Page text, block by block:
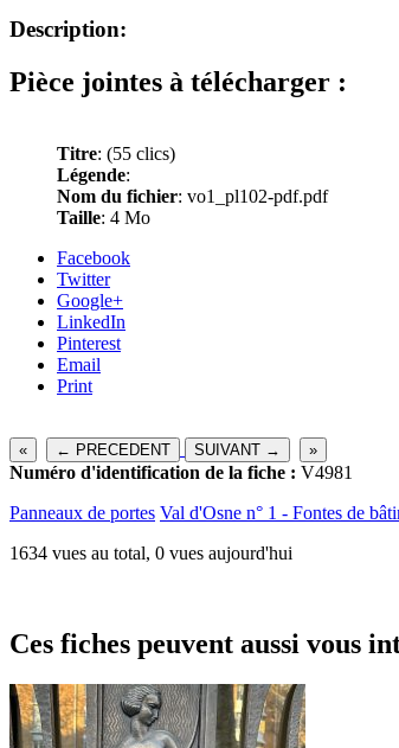
Description:
Pièce jointes à télécharger :
Titre: (55 clics)
Légende:
Nom du fichier: vo1_pl102-pdf.pdf
Taille: 4 Mo
Facebook
Twitter
Google+
LinkedIn
Pinterest
Email
Print
« ← PRECEDENT SUIVANT → »
Numéro d'identification de la fiche : V4981
Panneaux de portes Val d'Osne n° 1 - Fontes de
1634 vues au total, 0 vues aujourd'hui
Ces fiches peuvent aussi vous